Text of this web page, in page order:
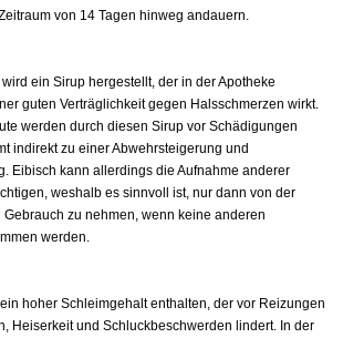
von 14 Tagen hinweg andauern.
ein Sirup hergestellt, der in der Apotheke
guten Verträglichkeit gegen Halsschmerzen wirkt.
werden durch diesen Sirup vor Schädigungen
indirekt zu einer Abwehrsteigerung und
Eibisch kann allerdings die Aufnahme anderer
weshalb es sinnvoll ist, nur dann von der
Gebrauch zu nehmen, wenn keine anderen
werden.
hoher Schleimgehalt enthalten, der vor Reizungen
Heiserkeit und Schluckbeschwerden lindert. In der